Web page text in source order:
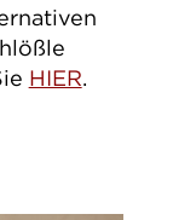
HIER.